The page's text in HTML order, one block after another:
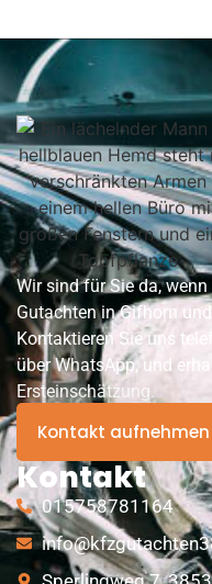
Wir sind für Sie da,
Gutachten in Gifhorn
Kontaktieren Sie uns
über WhatsApp, und
Ersteinschätzung.
Kontakt aufnehmen
Kontakt
015758781164